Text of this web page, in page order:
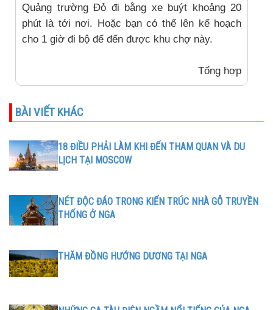
Quảng trường Đỏ đi bằng xe buýt khoảng 20
phút là tới nơi. Hoặc bạn có thể lên kế hoạch
cho 1 giờ đi bộ để đến được khu chợ này.
Tổng hợp
BÀI VIẾT KHÁC
18 ĐIỀU PHẢI LÀM KHI ĐẾN THAM QUAN VÀ DU
LỊCH TẠI MOSCOW
NÉT ĐỘC ĐÁO TRONG KIẾN TRÚC NHÀ GỖ TRUYỀN
THỐNG Ở NGA
THĂM ĐỒNG HƯỚNG DƯƠNG TẠI NGA